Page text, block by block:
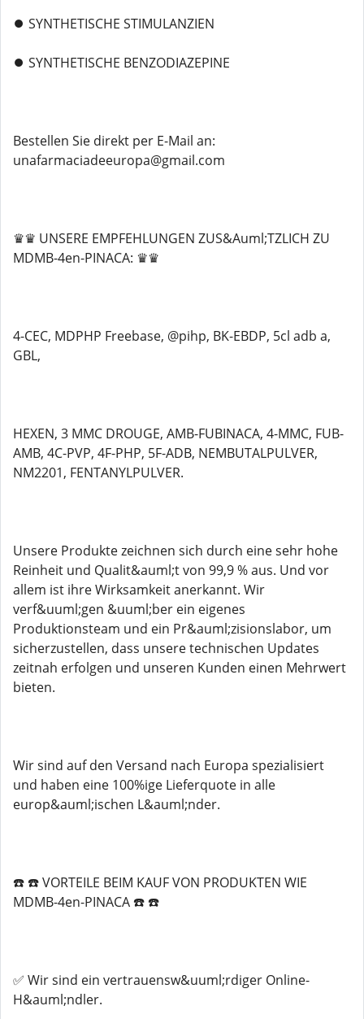
⏺️ SYNTHETISCHE STIMULANZIEN
⏺️ SYNTHETISCHE BENZODIAZEPINE
Bestellen Sie direkt per E-Mail an:
unafarmaciadeeuropa@gmail.com
♛♛ UNSERE EMPFEHLUNGEN ZUS&Auml;TZLICH ZU
MDMB-4en-PINACA: ♛♛
4-CEC, MDPHP Freebase, @pihp, BK-EBDP, 5cl adb a,
GBL,
HEXEN, 3 MMC DROUGE, AMB-FUBINACA, 4-MMC, FUB-
AMB, 4C-PVP, 4F-PHP, 5F-ADB, NEMBUTALPULVER,
NM2201, FENTANYLPULVER.
Unsere Produkte zeichnen sich durch eine sehr hohe
Reinheit und Qualit&auml;t von 99,9 % aus. Und vor
allem ist ihre Wirksamkeit anerkannt. Wir
verf&uuml;gen &uuml;ber ein eigenes
Produktionsteam und ein Pr&auml;zisionslabor, um
sicherzustellen, dass unsere technischen Updates
zeitnah erfolgen und unseren Kunden einen Mehrwert
bieten.
Wir sind auf den Versand nach Europa spezialisiert
und haben eine 100%ige Lieferquote in alle
europ&auml;ischen L&auml;nder.
☎️ ☎️ VORTEILE BEIM KAUF VON PRODUKTEN WIE
MDMB-4en-PINACA ☎️ ☎️
✅ Wir sind ein vertrauensw&uuml;rdiger Online-
H&auml;ndler.